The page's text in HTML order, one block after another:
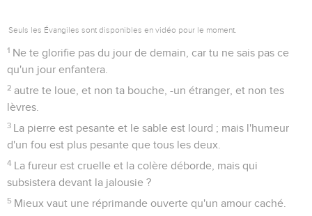
Seuls les Évangiles sont disponibles en vidéo pour le moment.
1 Ne te glorifie pas du jour de demain, car tu ne sais pas ce
qu'un jour enfantera.
2 autre te loue, et non ta bouche, -un étranger, et non tes
lèvres.
3 La pierre est pesante et le sable est lourd ; mais l'humeur
d'un fou est plus pesante que tous les deux.
4 La fureur est cruelle et la colère déborde, mais qui
subsistera devant la jalousie ?
5 Mieux vaut une réprimande ouverte qu'un amour caché.